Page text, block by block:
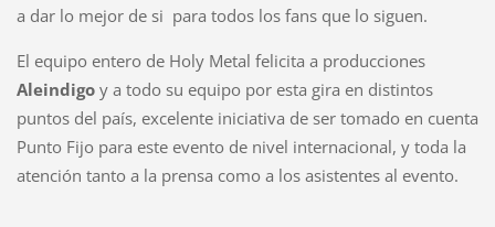
a dar lo mejor de si para todos los fans que lo siguen.
El equipo entero de Holy Metal felicita a producciones
Aleindigo y a todo su equipo por esta gira en distintos
puntos del país, excelente iniciativa de ser tomado en cuenta
Punto Fijo para este evento de nivel internacional, y toda la
atención tanto a la prensa como a los asistentes al evento.